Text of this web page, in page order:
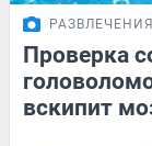
РАЗВЛЕЧЕНИЯ
Проверка
вскипит